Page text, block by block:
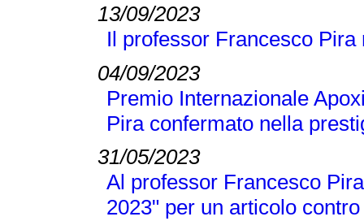
13/09/2023
Il professor Francesco
04/09/2023
Premio Internazionale
Pira confermato nella
31/05/2023
Al professor Francesco
2023" per un articolo